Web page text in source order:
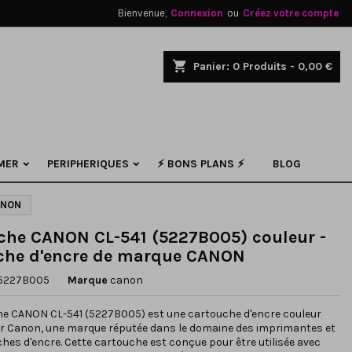
Bienvenue, Connexion ou Créez votre compte
shopping_cart Panier: 0 Produits - 0,00 €
PERIPHERIQUES ⚡ BONS PLANS ⚡ BLOG
CANON CL-541 (5227B005) couleur -
d'encre de marque CANON
Marque canon
CANON CL-541 (5227B005) est une cartouche d'encre couleur
Canon, une marque réputée dans le domaine des imprimantes et
d'encre. Cette cartouche est conçue pour être utilisée avec